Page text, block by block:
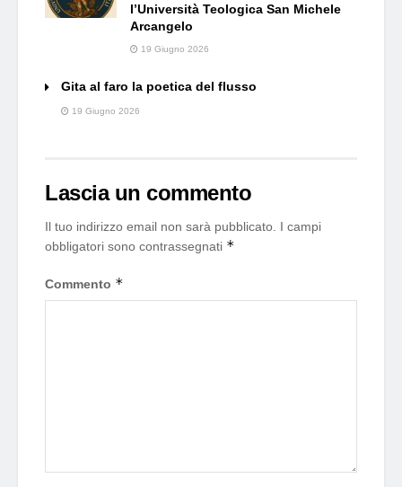
l’Università Teologica San Michele
Arcangelo
19 Giugno 2026
Gita al faro la poetica del flusso
19 Giugno 2026
Lascia un commento
Il tuo indirizzo email non sarà pubblicato. I campi
obbligatori sono contrassegnati *
Commento *